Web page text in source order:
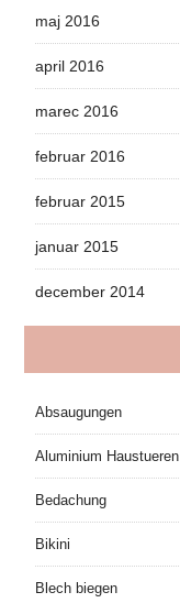
maj 2016
april 2016
marec 2016
februar 2016
februar 2015
januar 2015
december 2014
Absaugungen
Aluminium Haustueren
Bedachung
Bikini
Blech biegen